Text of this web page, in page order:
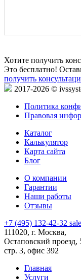
Хотите получить
Это бесплатно!
получить
2017-2026 ©
Политика
Правовая
Каталог
Калькулятор
Карта сайта
Блог
О компании
Гарантии
Наши работы
Отзывы
+7 (495) 132-42-32
111020, г. Москва,
Остаповский проезд,
стр. 3, офис 392
Главная
Услуги